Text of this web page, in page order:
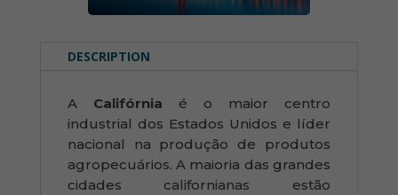
DESCRIPTION
A Califórnia é o maior centro
industrial dos Estados Unidos e líder
nacional na produção de produtos
agropecuários. A maioria das grandes
cidades californianas estão